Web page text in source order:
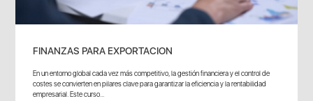
FINANZAS PARA EXPORTACION
En un entorno global cada vez más competitivo, la gestión financiera y el control de
costes se convierten en pilares clave para garantizar la eficiencia y la rentabilidad
empresarial. Este curso...